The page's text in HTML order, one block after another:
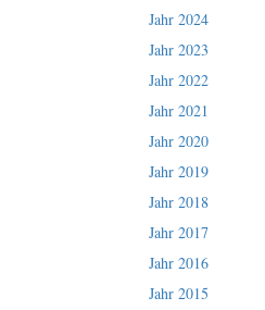
Jahr 2024
Jahr 2023
Jahr 2022
Jahr 2021
Jahr 2020
Jahr 2019
Jahr 2018
Jahr 2017
Jahr 2016
Jahr 2015